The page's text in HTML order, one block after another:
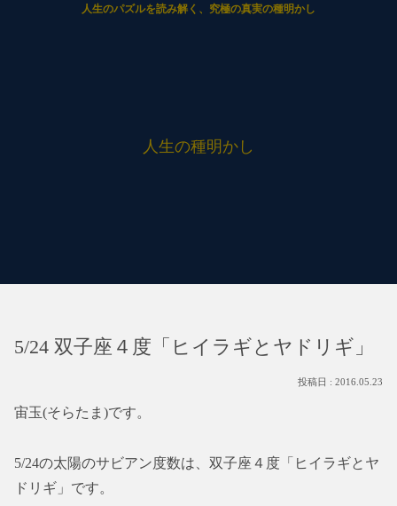
人生の種明かし
人生のパズルを読み解く、究極の真実の種明かし
5/24 双子座４度「ヒイラギとヤドリギ」
2016.05.23
宙玉(そらたま)です。
5/24の太陽のサビアン度数は、双子座４度「ヒイラギとヤ
ドリギ」です。